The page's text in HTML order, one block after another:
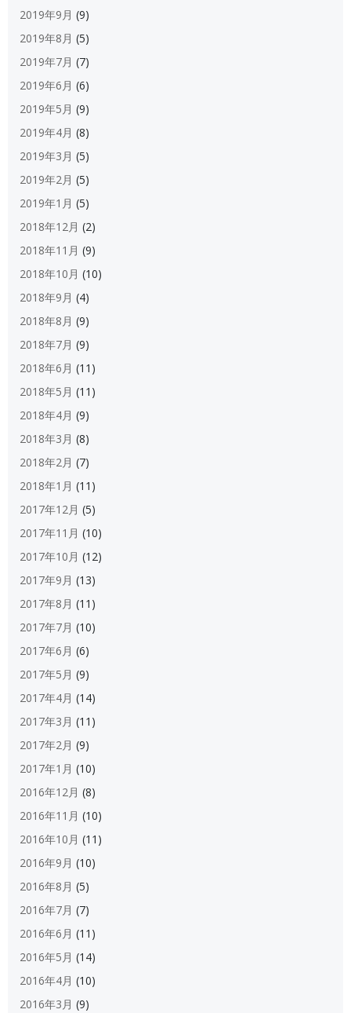
2019年9月 (9)
2019年8月 (5)
2019年7月 (7)
2019年6月 (6)
2019年5月 (9)
2019年4月 (8)
2019年3月 (5)
2019年2月 (5)
2019年1月 (5)
2018年12月 (2)
2018年11月 (9)
2018年10月 (10)
2018年9月 (4)
2018年8月 (9)
2018年7月 (9)
2018年6月 (11)
2018年5月 (11)
2018年4月 (9)
2018年3月 (8)
2018年2月 (7)
2018年1月 (11)
2017年12月 (5)
2017年11月 (10)
2017年10月 (12)
2017年9月 (13)
2017年8月 (11)
2017年7月 (10)
2017年6月 (6)
2017年5月 (9)
2017年4月 (14)
2017年3月 (11)
2017年2月 (9)
2017年1月 (10)
2016年12月 (8)
2016年11月 (10)
2016年10月 (11)
2016年9月 (10)
2016年8月 (5)
2016年7月 (7)
2016年6月 (11)
2016年5月 (14)
2016年4月 (10)
2016年3月 (9)